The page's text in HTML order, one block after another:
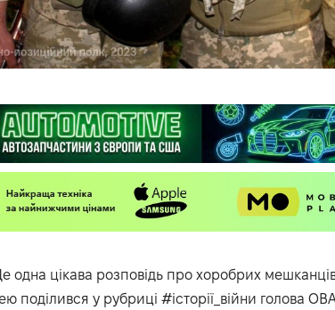
одна цікава розповідь про хоробрих
поділився у рубриці #історії_війни голова